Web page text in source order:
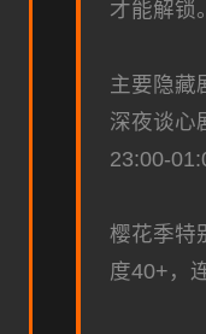
才能解锁。
主要隐藏
深夜谈心
23:00-
樱花季特
度40+，